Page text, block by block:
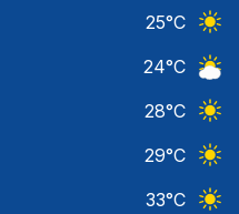
25°C
24°C
28°C
29°C
33°C